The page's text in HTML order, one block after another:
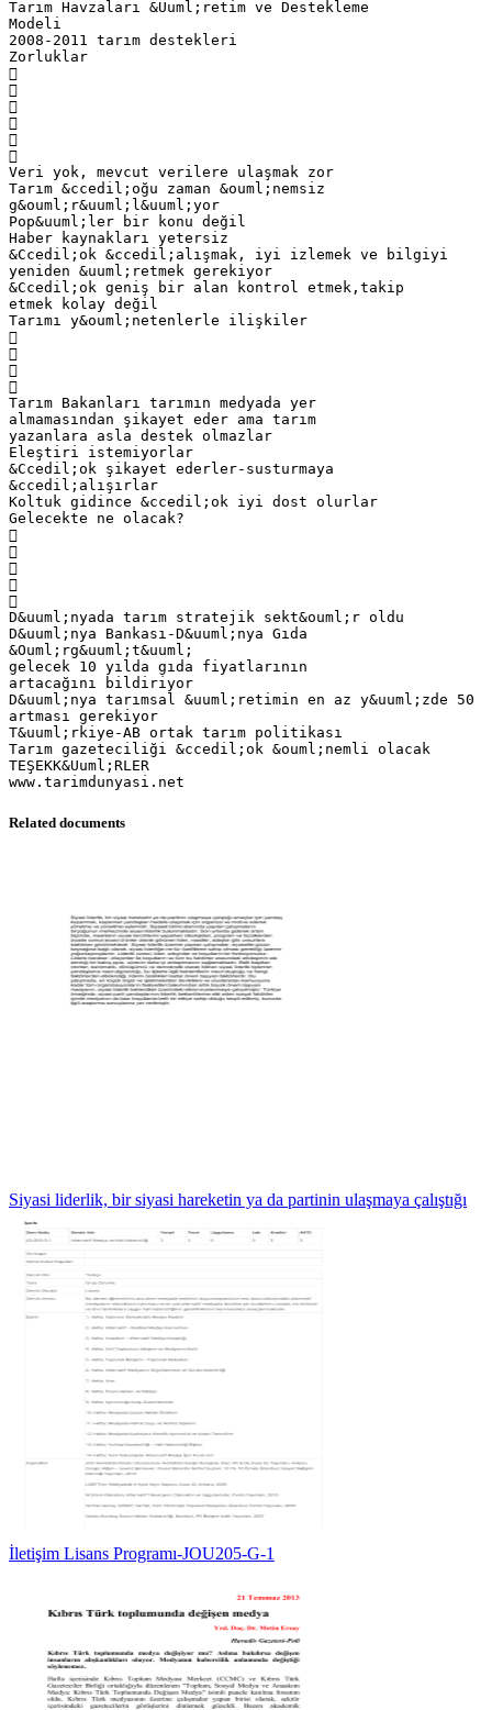
Tarım Havzaları &Uuml;retim ve Destekleme
Modeli
2008-2011 tarım destekleri
Zorluklar






Veri yok, mevcut verilere ulaşmak zor
Tarım &ccedil;oğu zaman &ouml;nemsiz
g&ouml;r&uuml;l&uuml;yor
Pop&uuml;ler bir konu değil
Haber kaynakları yetersiz
&Ccedil;ok &ccedil;alışmak, iyi izlemek ve bilgiyi
yeniden &uuml;retmek gerekiyor
&Ccedil;ok geniş bir alan kontrol etmek,takip
etmek kolay değil
Tarımı y&ouml;netenlerle ilişkiler




Tarım Bakanları tarımın medyada yer
almamasından şikayet eder ama tarım
yazanlara asla destek olmazlar
Eleştiri istemiyorlar
&Ccedil;ok şikayet ederler-susturmaya
&ccedil;alışırlar
Koltuk gidince &ccedil;ok iyi dost olurlar
Gelecekte ne olacak?





D&uuml;nyada tarım stratejik sekt&ouml;r oldu
D&uuml;nya Bankası-D&uuml;nya Gıda
&Ouml;rg&uuml;t&uuml;
gelecek 10 yılda gıda fiyatlarının
artacağını bildiriyor
D&uuml;nya tarımsal &uuml;retimin en az y&uuml;zde 50
artması gerekiyor
T&uuml;rkiye-AB ortak tarım politikası
Tarım gazeteciliği &ccedil;ok &ouml;nemli olacak
TEŞEKK&Uuml;RLER
Related documents
Siyasi liderlik, bir siyasi hareketin ya da partinin ulaşmaya çalıştığı
İletişim Lisans Programı-JOU205-G-1